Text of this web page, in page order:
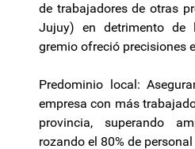
de trabajadores de otras
Jujuy) en detrimento de
gremio ofreció precisiones
Predominio local:
empresa con más
provincia, superando
rozando el 80% de